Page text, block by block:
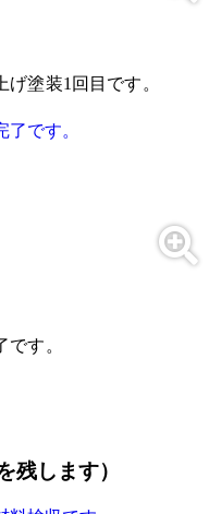
げ塗装1回目です。
です。
残します）